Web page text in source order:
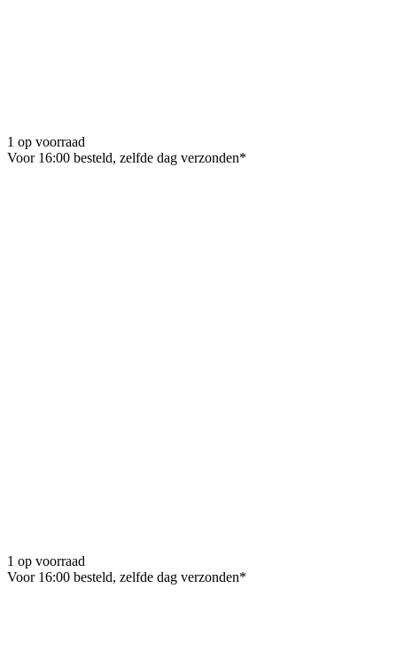
1 op voorraad
Voor 16:00 besteld, zelfde dag verzonden*
1 op voorraad
Voor 16:00 besteld, zelfde dag verzonden*